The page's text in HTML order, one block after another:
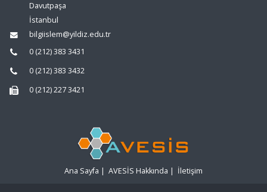
Davutpaşa
İstanbul
bilgiislem@yildiz.edu.tr
0 (212) 383 3431
0 (212) 383 3432
0 (212) 227 3421
Ana Sayfa | AVESİS Hakkında | İletişim